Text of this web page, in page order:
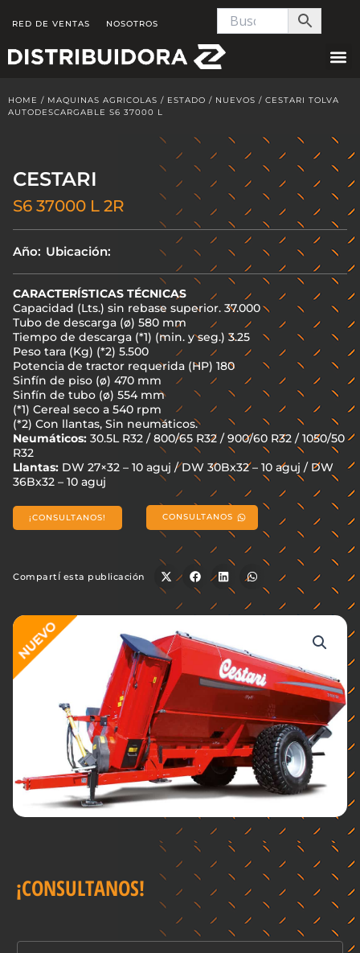
content
RED DE VENTAS NOSOTROS
HOME / MAQUINAS AGRICOLAS / ESTADO / NUEVOS / CESTARI TOLVA
AUTODESCARGABLE S6 37000 L
CESTARI
S6 37000 L 2R
Año: Ubicación:
CARACTERÍSTICAS TÉCNICAS
Capacidad (Lts.) sin rebase superior. 37.000
Tubo de descarga (ø) 580 mm
Tiempo de descarga (*1) (min. y seg.) 3.25
Peso tara (Kg) (*2) 5.500
Potencia de tractor requerida (HP) 180
Sinfín de piso (ø) 470 mm
Sinfín de tubo (ø) 554 mm
(*1) Cereal seco a 540 rpm
(*2) Con llantas, Sin neumáticos.
Neumáticos: 30.5L R32 / 800/65 R32 / 900/60 R32 / 1050/50
R32
Llantas: DW 27×32 – 10 aguj / DW 30Bx32 – 10 aguj / DW
36Bx32 – 10 aguj
¡CONSULTANOS! CONSULTANOS
CompartÍ esta publicación
¡CONSULTANOS!